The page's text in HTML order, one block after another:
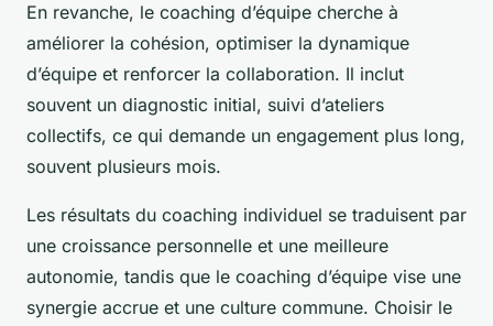
En revanche, le coaching d’équipe cherche à
améliorer la cohésion, optimiser la dynamique
d’équipe et renforcer la collaboration. Il inclut
souvent un diagnostic initial, suivi d’ateliers
collectifs, ce qui demande un engagement plus long,
souvent plusieurs mois.
Les résultats du coaching individuel se traduisent par
une croissance personnelle et une meilleure
autonomie, tandis que le coaching d’équipe vise une
synergie accrue et une culture commune. Choisir le